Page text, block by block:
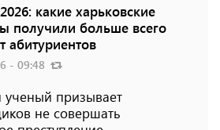
какие харьковские
получили больше всего
абитуриентов
- 09:48
ученый призывает
не совершать